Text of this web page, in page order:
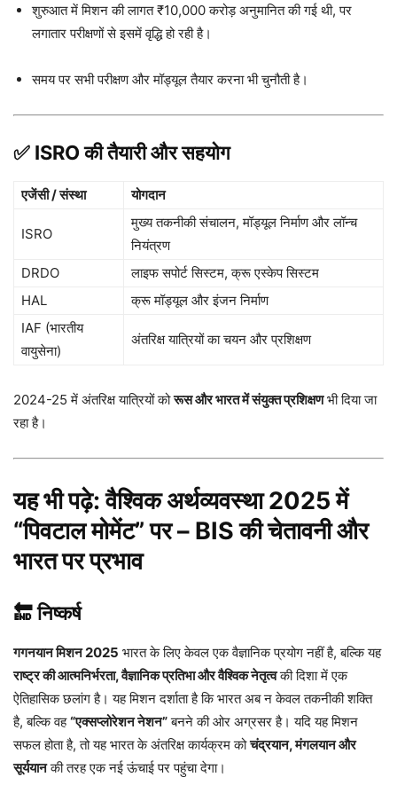
शुरुआत में मिशन की लागत ₹10,000 करोड़ अनुमानित की गई थी, पर
लगातार परीक्षणों से इसमें वृद्धि हो रही है।
समय पर सभी परीक्षण और मॉड्यूल तैयार करना भी चुनौती है।
✅ ISRO की तैयारी और सहयोग
एजेंसी / संस्था योगदान
ISRO
मुख्य तकनीकी संचालन, मॉड्यूल निर्माण और लॉन्च
नियंत्रण
DRDO
लाइफ सपोर्ट सिस्टम, क्रू एस्केप सिस्टम
HAL
क्रू मॉड्यूल और इंजन निर्माण
IAF (भारतीय
वायुसेना)
अंतरिक्ष यात्रियों का चयन और प्रशिक्षण
2024-25 में अंतरिक्ष यात्रियों कोरूस और भारत में संयुक्त प्रशिक्षणभी दिया जा
रहा है।
यह भी पढ़े:वैश्विक अर्थव्यवस्था 2025 में
“पिवटाल मोमेंट” पर – BIS की चेतावनी और
भारत पर प्रभाव
🔚 निष्कर्ष
गगनयान मिशन 2025 भारत के लिए केवल एक वैज्ञानिक प्रयोग नहीं है, बल्कि यह
राष्ट्र की आत्मनिर्भरता, वैज्ञानिक प्रतिभा और वैश्विक नेतृत्वकी दिशा में एक
ऐतिहासिक छलांग है। यह मिशन दर्शाता है कि भारत अब न केवल तकनीकी शक्ति
है, बल्कि वह“एक्सप्लोरेशन नेशन”बनने की ओर अग्रसर है। यदि यह मिशन
सफल होता है, तो यह भारत के अंतरिक्ष कार्यक्रम कोचंद्रयान, मंगलयान और
सूर्ययानकी तरह एक नई ऊंचाई पर पहुंचा देगा।